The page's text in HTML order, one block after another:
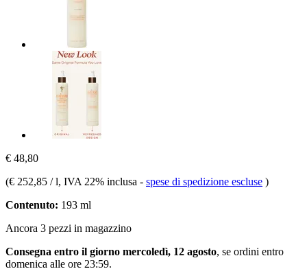
€ 48,80
(€ 252,85 / l, IVA 22% inclusa - spese di spedizione escluse )
Contenuto: 193 ml
Ancora 3 pezzi in magazzino
Consegna entro il giorno mercoledì, 12 agosto, se ordini entro
domenica alle ore 23:59.